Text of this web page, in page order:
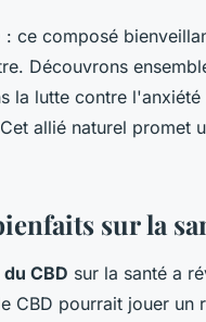
ce composé
Découvrons
la lutte contre l'anxiété
allié naturel promet
sur la
CBD sur la santé a
CBD pourrait jouer un